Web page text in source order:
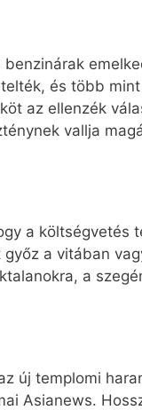
és több
az ellenzék
vallja
a költségvetés
a vitában
a
új templomi
Asianews.